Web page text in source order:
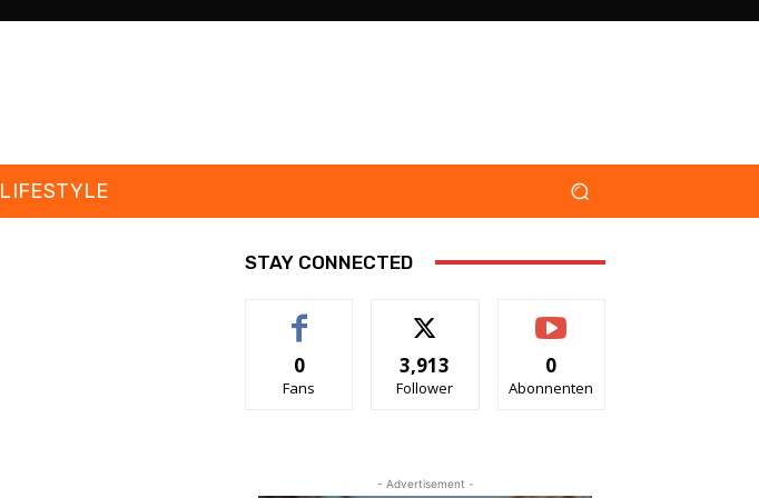
LIFESTYLE
STAY CONNECTED
0
Fans
3,913
Follower
0
Abonnenten
- Advertisement -